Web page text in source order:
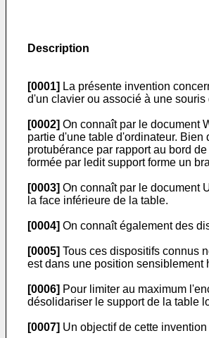
Description
[0001] La présente invention
d'un clavier ou associé à une souris
[0002] On connaît par le document
partie d'une table d'ordinateur.
protubérance par rapport au bord
formée par ledit support forme un
[0003] On connaît par le document
la face inférieure de la table.
[0004] On connaît également des
[0005] Tous ces dispositifs connus
est dans une position sensiblement
[0006] Pour limiter au maximum
désolidariser le support de la table
[0007] Un objectif de cette